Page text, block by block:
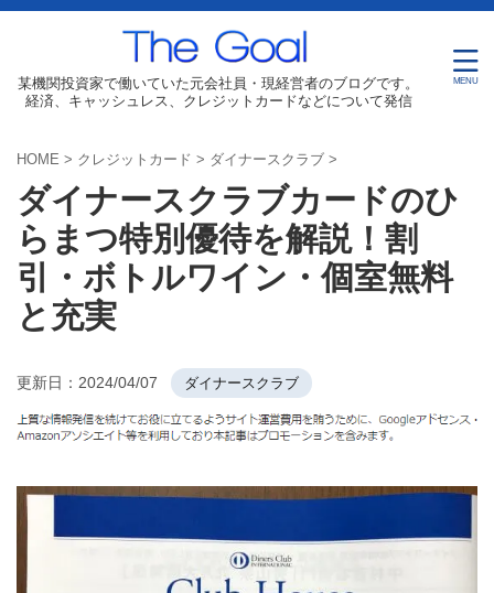
某機関投資家で働いていた元会社員・現経営者のブログです。
経済、キャッシュレス、クレジットカードなどについて発信
HOME > クレジットカード > ダイナースクラブ >
ダイナースクラブカードのひ
らまつ特別優待を解説！割
引・ボトルワイン・個室無料
と充実
更新日： 2024/04/07 ダイナースクラブ